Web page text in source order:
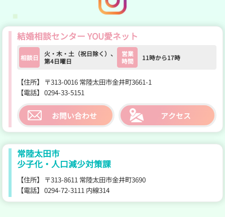
結婚相談センター YOU愛ネット
相談日
火・木・土（祝日除く）、
第4日曜日
営業
時間
11時から17時
【住所】 〒313-0016 常陸太田市金井町3661-1
【電話】 0294-33-5151
お問い合わせ アクセス
常陸太田市
少子化・人口減少対策課
【住所】 〒313-8611 常陸太田市金井町3690
【電話】 0294-72-3111 内線314